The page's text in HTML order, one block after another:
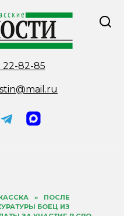
22-82-85
»
ПОСЛЕ
БОЕЦ ИЗ